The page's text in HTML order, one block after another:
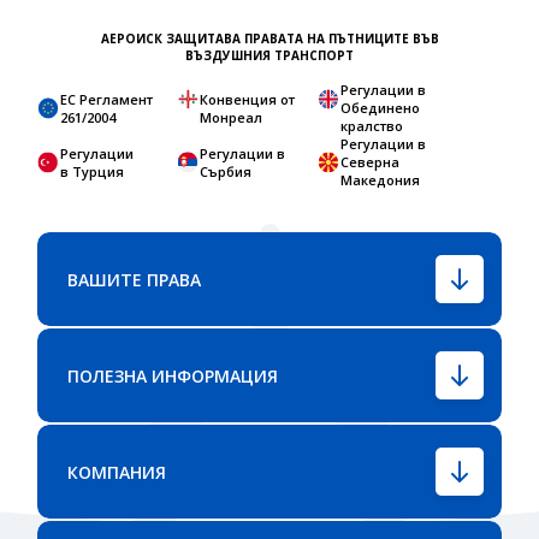
АЕРОИСК ЗАЩИТАВА ПРАВАТА НА ПЪТНИЦИТЕ ВЪВ
ВЪЗДУШНИЯ ТРАНСПОРТ
ЕС Регламент
261/2004
Конвенция от
Монреал
Регулации в
Обединено
кралство
Регулации
в Турция
Регулации в
Сърбия
Регулации в
Северна
Македония
ВАШИТЕ ПРАВА
ПОЛЕЗНА ИНФОРМАЦИЯ
КОМПАНИЯ